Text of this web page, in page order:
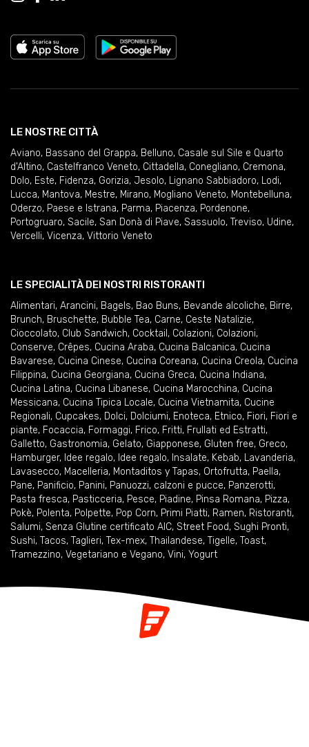
LE NOSTRE CITTÀ
Aviano, Bassano del Grappa, Belluno, Casale sul Sile e Quarto
d'Altino, Castelfranco Veneto, Cittadella, Conegliano, Cremona,
Dolo, Este, Fidenza, Gorizia, Jesolo, Lignano Sabbiadoro, Lodi,
Lucca, Mantova, Mestre, Mirano, Mogliano Veneto, Montebelluna,
Oderzo, Paese e Istrana, Parma, Piacenza, Pordenone,
Portogruaro, Sacile, San Donà di Piave, Sassuolo, Treviso, Udine,
Vercelli, Vicenza, Vittorio Veneto
LE SPECIALITÀ DEI NOSTRI RISTORANTI
Alimentari, Arancini, Bagels, Bao Buns, Bevande alcoliche, Birre,
Brunch, Bruschette, Bubble Tea, Carne, Ceste Natalizie,
Cioccolato, Club Sandwich, Cocktail , Colazioni, Colazioni,
Conserve, Crêpes, Cucina Araba, Cucina Balcanica, Cucina
Bavarese, Cucina Cinese, Cucina Coreana, Cucina Creola, Cucina
Filippina, Cucina Georgiana, Cucina Greca, Cucina Indiana,
Cucina Latina, Cucina Libanese, Cucina Marocchina, Cucina
Messicana, Cucina Tipica Locale, Cucina Vietnamita, Cucine
Regionali, Cupcakes, Dolci, Dolciumi, Enoteca, Etnico, Fiori, Fiori e
piante, Focaccia, Formaggi, Frico, Fritti, Frullati ed Estratti,
Galletto, Gastronomia, Gelato, Giapponese, Gluten free, Greco,
Hamburger, Idee regalo, Idee regalo, Insalate, Kebab, Lavanderia,
Lavasecco, Macelleria, Montaditos y Tapas, Ortofrutta, Paella,
Pane, Panificio, Panini, Panuozzi, calzoni e pucce, Panzerotti,
Pasta fresca, Pasticceria, Pesce, Piadine, Pinsa Romana, Pizza,
Pokè, Polenta, Polpette, Pop Corn, Primi Piatti, Ramen, Ristoranti,
Salumi, Senza Glutine certificato AIC, Street Food, Sughi Pronti,
Sushi, Tacos, Taglieri, Tex-mex, Thailandese, Tigelle, Toast,
Tramezzino, Vegetariano e Vegano, Vini, Yogurt